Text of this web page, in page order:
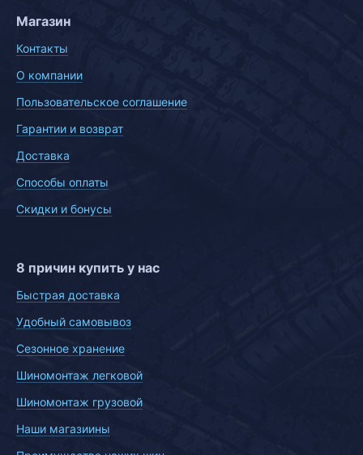
Магазин
Контакты
О компании
Пользовательское соглашение
Гарантии и возврат
Доставка
Способы оплаты
Скидки и бонусы
8 причин купить у нас
Быстрая доставка
Удобный самовывоз
Сезонное хранение
Шиномонтаж легковой
Шиномонтаж грузовой
Наши магазиины